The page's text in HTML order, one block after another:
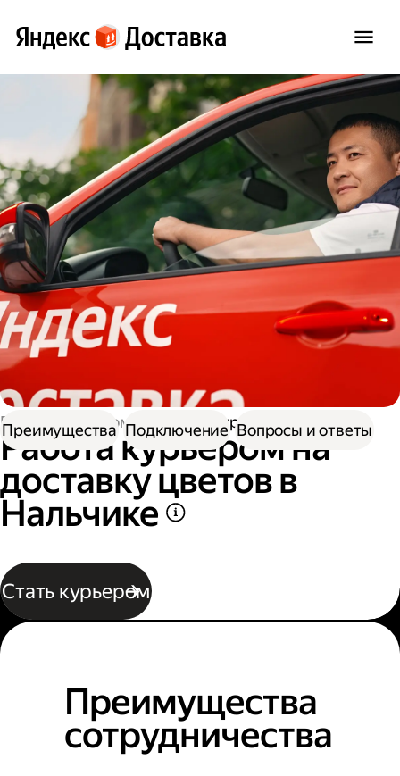
Работа курьером Работа курьером цветов
Работа курьером на
доставку цветов в
Нальчике
Стать курьером
Преимущества Подключение Вопросы и ответы
Преимущества
сотрудничества